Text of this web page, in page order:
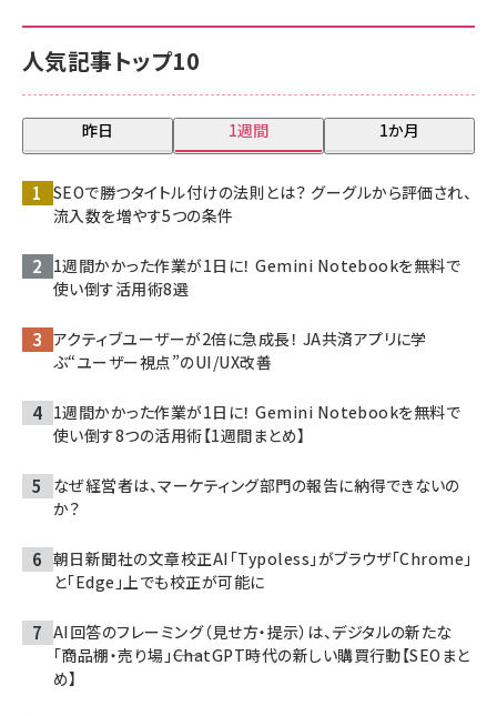
人気記事トップ10
昨日 1週間 1か月
SEOで勝つタイトル付けの法則とは？ グーグルから評価され、
流入数を増やす5つの条件
1週間かかった作業が1日に！ Gemini Notebookを無料で
使い倒す活用術8選
アクティブユーザーが2倍に急成長！ JA共済アプリに学
ぶ“ユーザー視点”のUI/UX改善
1週間かかった作業が1日に！ Gemini Notebookを無料で
使い倒す8つの活用術【1週間まとめ】
なぜ経営者は、マーケティング部門の報告に納得できないの
か？
朝日新聞社の文章校正AI「Typoless」がブラウザ「Chrome」
と「Edge」上でも校正が可能に
AI回答のフレーミング（見せ方・提示）は、デジタルの新たな
「商品棚・売り場」――ChatGPT時代の新しい購買行動【SEOまと
め】